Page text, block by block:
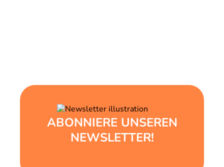
ABONNIERE UNSEREN
NEWSLETTER!